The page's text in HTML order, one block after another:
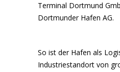
Terminal Dortmund
Dortmunder Hafen AG.
So ist der Hafen als
Industriestandort von